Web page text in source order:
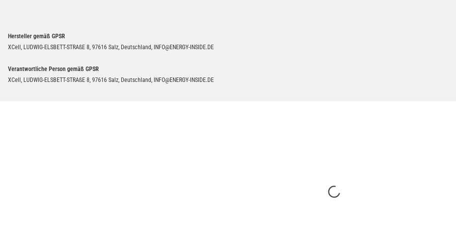
Hersteller gemäß GPSR
XCell, LUDWIG-ELSBETT-STRAßE 8, 97616 Salz, Deutschland, INFO@ENERGY-INSIDE.DE
Verantwortliche Person gemäß GPSR
XCell, LUDWIG-ELSBETT-STRAßE 8, 97616 Salz, Deutschland, INFO@ENERGY-INSIDE.DE